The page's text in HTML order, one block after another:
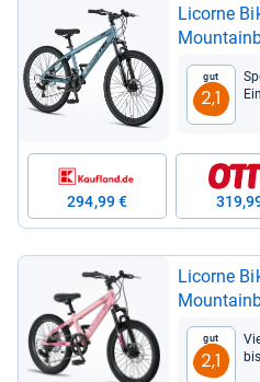
Licorne
Gut
2,1
294,99 €
Licorne
Gut
2,1